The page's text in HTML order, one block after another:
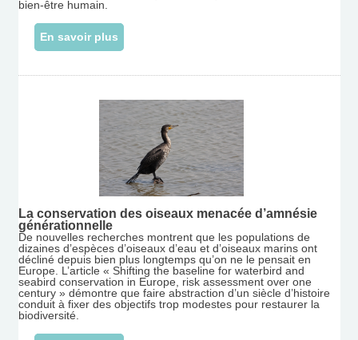
bien-être humain.
En savoir plus
La conservation des oiseaux menacée d’amnésie
générationnelle
De nouvelles recherches montrent que les populations de
dizaines d’espèces d’oiseaux d’eau et d’oiseaux marins ont
décliné depuis bien plus longtemps qu’on ne le pensait en
Europe. L’article « Shifting the baseline for waterbird and
seabird conservation in Europe, risk assessment over one
century » démontre que faire abstraction d’un siècle d’histoire
conduit à fixer des objectifs trop modestes pour restaurer la
biodiversité.